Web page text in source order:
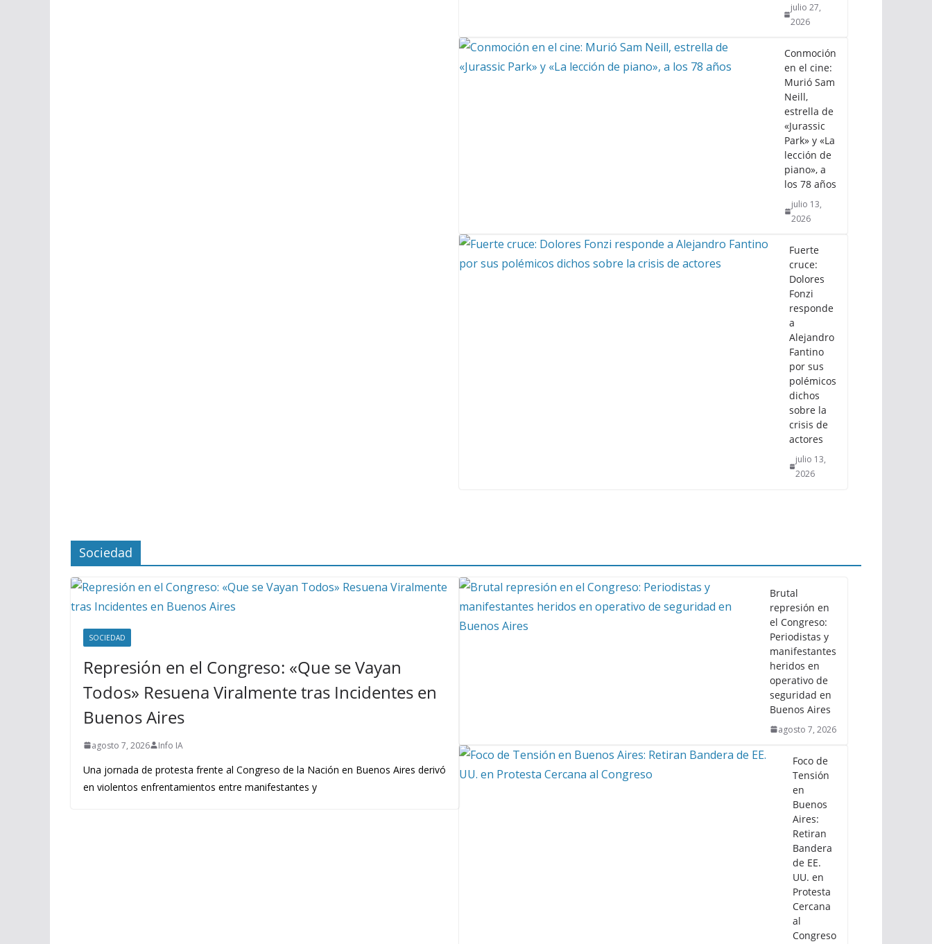
julio 27,
2026
Conmoción
en el cine:
Murió Sam
Neill,
estrella de
«Jurassic
Park» y «La
lección de
piano», a
los 78 años
julio 13,
2026
Fuerte
cruce:
Dolores
Fonzi
responde
a
Alejandro
Fantino
por sus
polémicos
dichos
sobre la
crisis de
actores
julio 13,
2026
Sociedad
SOCIEDAD
Represión en el Congreso: «Que se Vayan
Todos» Resuena Viralmente tras Incidentes en
Buenos Aires
agosto 7, 2026 Info IA
Una jornada de protesta frente al Congreso de la Nación en Buenos Aires derivó
en violentos enfrentamientos entre manifestantes y
Brutal
represión en
el Congreso:
Periodistas y
manifestantes
heridos en
operativo de
seguridad en
Buenos Aires
agosto 7, 2026
Foco de
Tensión
en
Buenos
Aires:
Retiran
Bandera
de EE.
UU. en
Protesta
Cercana
al
Congreso